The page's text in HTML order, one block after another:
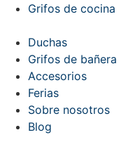
Grifos de cocina
Duchas
Grifos de bañera
Accesorios
Ferias
Sobre nosotros
Blog